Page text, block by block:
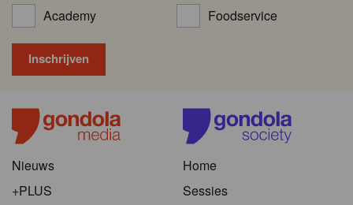
Academy
Foodservice
Nieuws
+PLUS
Home
Sessies